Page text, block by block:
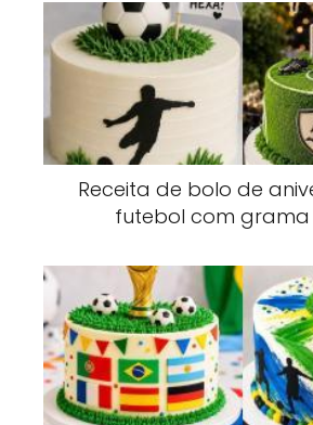
Receita de bolo de
futebol com grama